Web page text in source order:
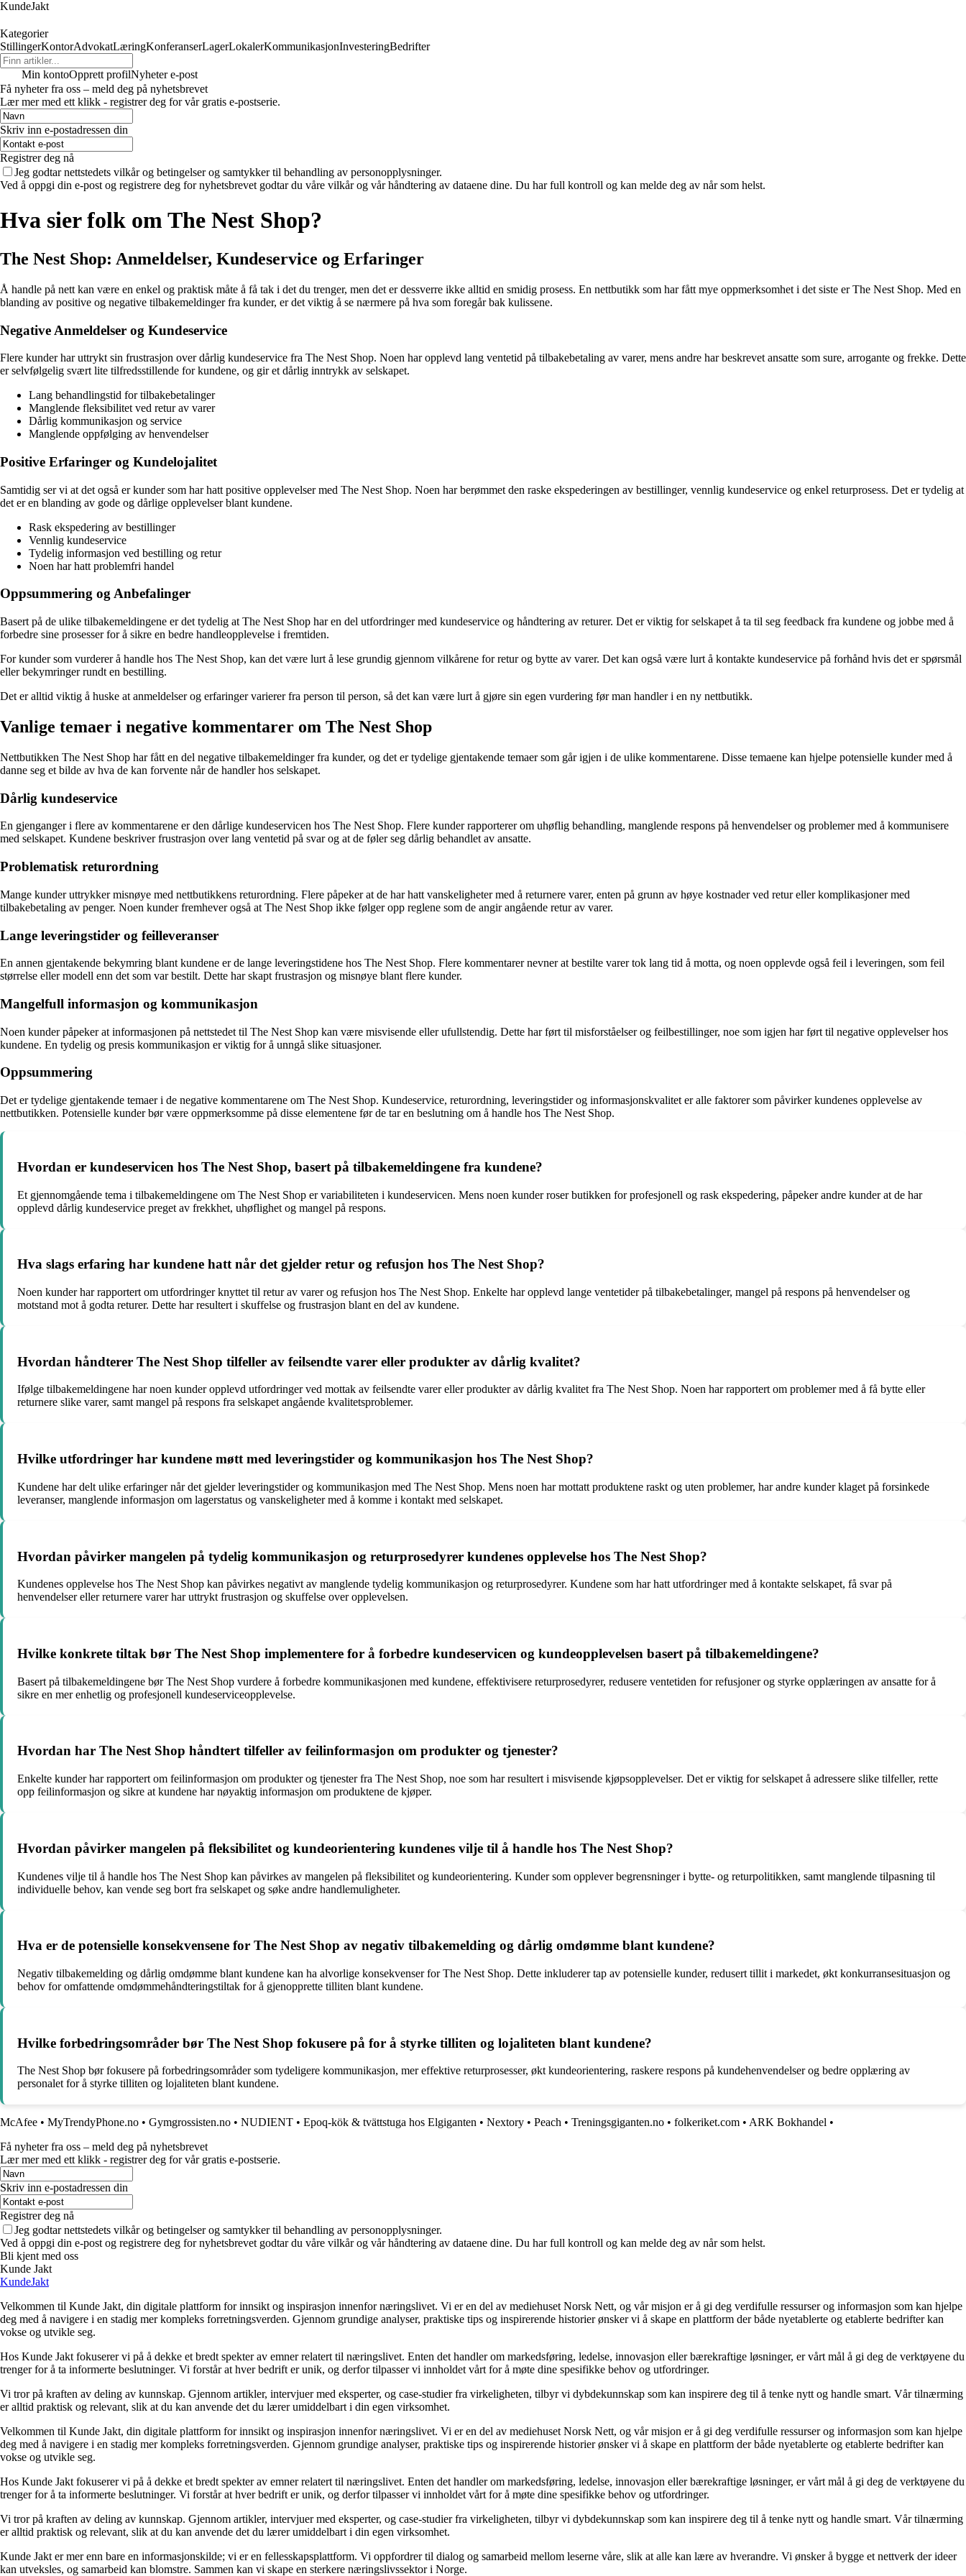
KundeJakt
Kategorier
StillingerKontorAdvokatLæringKonferanserLagerLokalerKommunikasjonInvesteringBedrifter
Min kontoOpprett profilNyheter e-post
Få nyheter fra oss – meld deg på nyhetsbrevet
Lær mer med ett klikk - registrer deg for vår gratis e-postserie.
Skriv inn e-postadressen din
Registrer deg nå
Jeg godtar nettstedets vilkår og betingelser og samtykker til behandling av personopplysninger.
Ved å oppgi din e-post og registrere deg for nyhetsbrevet godtar du våre vilkår og vår håndtering av dataene dine. Du har full kontroll og kan melde deg av når som helst.
Hva sier folk om The Nest Shop?
The Nest Shop: Anmeldelser, Kundeservice og Erfaringer
Å handle på nett kan være en enkel og praktisk måte å få tak i det du trenger, men det er dessverre ikke alltid en smidig prosess. En nettbutikk som har fått mye oppmerksomhet i det siste er The Nest Shop. Med en
blanding av positive og negative tilbakemeldinger fra kunder, er det viktig å se nærmere på hva som foregår bak kulissene.
Negative Anmeldelser og Kundeservice
Flere kunder har uttrykt sin frustrasjon over dårlig kundeservice fra The Nest Shop. Noen har opplevd lang ventetid på tilbakebetaling av varer, mens andre har beskrevet ansatte som sure, arrogante og frekke. Dette
er selvfølgelig svært lite tilfredsstillende for kundene, og gir et dårlig inntrykk av selskapet.
Lang behandlingstid for tilbakebetalinger
Manglende fleksibilitet ved retur av varer
Dårlig kommunikasjon og service
Manglende oppfølging av henvendelser
Positive Erfaringer og Kundelojalitet
Samtidig ser vi at det også er kunder som har hatt positive opplevelser med The Nest Shop. Noen har berømmet den raske ekspederingen av bestillinger, vennlig kundeservice og enkel returprosess. Det er tydelig at
det er en blanding av gode og dårlige opplevelser blant kundene.
Rask ekspedering av bestillinger
Vennlig kundeservice
Tydelig informasjon ved bestilling og retur
Noen har hatt problemfri handel
Oppsummering og Anbefalinger
Basert på de ulike tilbakemeldingene er det tydelig at The Nest Shop har en del utfordringer med kundeservice og håndtering av returer. Det er viktig for selskapet å ta til seg feedback fra kundene og jobbe med å
forbedre sine prosesser for å sikre en bedre handleopplevelse i fremtiden.
For kunder som vurderer å handle hos The Nest Shop, kan det være lurt å lese grundig gjennom vilkårene for retur og bytte av varer. Det kan også være lurt å kontakte kundeservice på forhånd hvis det er spørsmål
eller bekymringer rundt en bestilling.
Det er alltid viktig å huske at anmeldelser og erfaringer varierer fra person til person, så det kan være lurt å gjøre sin egen vurdering før man handler i en ny nettbutikk.
Vanlige temaer i negative kommentarer om The Nest Shop
Nettbutikken The Nest Shop har fått en del negative tilbakemeldinger fra kunder, og det er tydelige gjentakende temaer som går igjen i de ulike kommentarene. Disse temaene kan hjelpe potensielle kunder med å
danne seg et bilde av hva de kan forvente når de handler hos selskapet.
Dårlig kundeservice
En gjenganger i flere av kommentarene er den dårlige kundeservicen hos The Nest Shop. Flere kunder rapporterer om uhøflig behandling, manglende respons på henvendelser og problemer med å kommunisere
med selskapet. Kundene beskriver frustrasjon over lang ventetid på svar og at de føler seg dårlig behandlet av ansatte.
Problematisk returordning
Mange kunder uttrykker misnøye med nettbutikkens returordning. Flere påpeker at de har hatt vanskeligheter med å returnere varer, enten på grunn av høye kostnader ved retur eller komplikasjoner med
tilbakebetaling av penger. Noen kunder fremhever også at The Nest Shop ikke følger opp reglene som de angir angående retur av varer.
Lange leveringstider og feilleveranser
En annen gjentakende bekymring blant kundene er de lange leveringstidene hos The Nest Shop. Flere kommentarer nevner at bestilte varer tok lang tid å motta, og noen opplevde også feil i leveringen, som feil
størrelse eller modell enn det som var bestilt. Dette har skapt frustrasjon og misnøye blant flere kunder.
Mangelfull informasjon og kommunikasjon
Noen kunder påpeker at informasjonen på nettstedet til The Nest Shop kan være misvisende eller ufullstendig. Dette har ført til misforståelser og feilbestillinger, noe som igjen har ført til negative opplevelser hos
kundene. En tydelig og presis kommunikasjon er viktig for å unngå slike situasjoner.
Oppsummering
Det er tydelige gjentakende temaer i de negative kommentarene om The Nest Shop. Kundeservice, returordning, leveringstider og informasjonskvalitet er alle faktorer som påvirker kundenes opplevelse av
nettbutikken. Potensielle kunder bør være oppmerksomme på disse elementene før de tar en beslutning om å handle hos The Nest Shop.
Hvordan er kundeservicen hos The Nest Shop, basert på tilbakemeldingene fra kundene?
Et gjennomgående tema i tilbakemeldingene om The Nest Shop er variabiliteten i kundeservicen. Mens noen kunder roser butikken for profesjonell og rask ekspedering, påpeker andre kunder at de har
opplevd dårlig kundeservice preget av frekkhet, uhøflighet og mangel på respons.
Hva slags erfaring har kundene hatt når det gjelder retur og refusjon hos The Nest Shop?
Noen kunder har rapportert om utfordringer knyttet til retur av varer og refusjon hos The Nest Shop. Enkelte har opplevd lange ventetider på tilbakebetalinger, mangel på respons på henvendelser og
motstand mot å godta returer. Dette har resultert i skuffelse og frustrasjon blant en del av kundene.
Hvordan håndterer The Nest Shop tilfeller av feilsendte varer eller produkter av dårlig kvalitet?
Ifølge tilbakemeldingene har noen kunder opplevd utfordringer ved mottak av feilsendte varer eller produkter av dårlig kvalitet fra The Nest Shop. Noen har rapportert om problemer med å få bytte eller
returnere slike varer, samt mangel på respons fra selskapet angående kvalitetsproblemer.
Hvilke utfordringer har kundene møtt med leveringstider og kommunikasjon hos The Nest Shop?
Kundene har delt ulike erfaringer når det gjelder leveringstider og kommunikasjon med The Nest Shop. Mens noen har mottatt produktene raskt og uten problemer, har andre kunder klaget på forsinkede
leveranser, manglende informasjon om lagerstatus og vanskeligheter med å komme i kontakt med selskapet.
Hvordan påvirker mangelen på tydelig kommunikasjon og returprosedyrer kundenes opplevelse hos The Nest Shop?
Kundenes opplevelse hos The Nest Shop kan påvirkes negativt av manglende tydelig kommunikasjon og returprosedyrer. Kundene som har hatt utfordringer med å kontakte selskapet, få svar på
henvendelser eller returnere varer har uttrykt frustrasjon og skuffelse over opplevelsen.
Hvilke konkrete tiltak bør The Nest Shop implementere for å forbedre kundeservicen og kundeopplevelsen basert på tilbakemeldingene?
Basert på tilbakemeldingene bør The Nest Shop vurdere å forbedre kommunikasjonen med kundene, effektivisere returprosedyrer, redusere ventetiden for refusjoner og styrke opplæringen av ansatte for å
sikre en mer enhetlig og profesjonell kundeserviceopplevelse.
Hvordan har The Nest Shop håndtert tilfeller av feilinformasjon om produkter og tjenester?
Enkelte kunder har rapportert om feilinformasjon om produkter og tjenester fra The Nest Shop, noe som har resultert i misvisende kjøpsopplevelser. Det er viktig for selskapet å adressere slike tilfeller, rette
opp feilinformasjon og sikre at kundene har nøyaktig informasjon om produktene de kjøper.
Hvordan påvirker mangelen på fleksibilitet og kundeorientering kundenes vilje til å handle hos The Nest Shop?
Kundenes vilje til å handle hos The Nest Shop kan påvirkes av mangelen på fleksibilitet og kundeorientering. Kunder som opplever begrensninger i bytte- og returpolitikken, samt manglende tilpasning til
individuelle behov, kan vende seg bort fra selskapet og søke andre handlemuligheter.
Hva er de potensielle konsekvensene for The Nest Shop av negativ tilbakemelding og dårlig omdømme blant kundene?
Negativ tilbakemelding og dårlig omdømme blant kundene kan ha alvorlige konsekvenser for The Nest Shop. Dette inkluderer tap av potensielle kunder, redusert tillit i markedet, økt konkurransesituasjon og
behov for omfattende omdømmehåndteringstiltak for å gjenopprette tilliten blant kundene.
Hvilke forbedringsområder bør The Nest Shop fokusere på for å styrke tilliten og lojaliteten blant kundene?
The Nest Shop bør fokusere på forbedringsområder som tydeligere kommunikasjon, mer effektive returprosesser, økt kundeorientering, raskere respons på kundehenvendelser og bedre opplæring av
personalet for å styrke tilliten og lojaliteten blant kundene.
McAfee • MyTrendyPhone.no • Gymgrossisten.no • NUDIENT • Epoq-kök & tvättstuga hos Elgiganten • Nextory • Peach • Treningsgiganten.no • folkeriket.com • ARK Bokhandel •
Få nyheter fra oss – meld deg på nyhetsbrevet
Lær mer med ett klikk - registrer deg for vår gratis e-postserie.
Skriv inn e-postadressen din
Registrer deg nå
Jeg godtar nettstedets vilkår og betingelser og samtykker til behandling av personopplysninger.
Ved å oppgi din e-post og registrere deg for nyhetsbrevet godtar du våre vilkår og vår håndtering av dataene dine. Du har full kontroll og kan melde deg av når som helst.
Bli kjent med oss
Kunde Jakt
KundeJakt
Velkommen til Kunde Jakt, din digitale plattform for innsikt og inspirasjon innenfor næringslivet. Vi er en del av mediehuset Norsk Nett, og vår misjon er å gi deg verdifulle ressurser og informasjon som kan hjelpe
deg med å navigere i en stadig mer kompleks forretningsverden. Gjennom grundige analyser, praktiske tips og inspirerende historier ønsker vi å skape en plattform der både nyetablerte og etablerte bedrifter kan
vokse og utvikle seg.
Hos Kunde Jakt fokuserer vi på å dekke et bredt spekter av emner relatert til næringslivet. Enten det handler om markedsføring, ledelse, innovasjon eller bærekraftige løsninger, er vårt mål å gi deg de verktøyene du
trenger for å ta informerte beslutninger. Vi forstår at hver bedrift er unik, og derfor tilpasser vi innholdet vårt for å møte dine spesifikke behov og utfordringer.
Vi tror på kraften av deling av kunnskap. Gjennom artikler, intervjuer med eksperter, og case-studier fra virkeligheten, tilbyr vi dybdekunnskap som kan inspirere deg til å tenke nytt og handle smart. Vår tilnærming
er alltid praktisk og relevant, slik at du kan anvende det du lærer umiddelbart i din egen virksomhet.
Velkommen til Kunde Jakt, din digitale plattform for innsikt og inspirasjon innenfor næringslivet. Vi er en del av mediehuset Norsk Nett, og vår misjon er å gi deg verdifulle ressurser og informasjon som kan hjelpe
deg med å navigere i en stadig mer kompleks forretningsverden. Gjennom grundige analyser, praktiske tips og inspirerende historier ønsker vi å skape en plattform der både nyetablerte og etablerte bedrifter kan
vokse og utvikle seg.
Hos Kunde Jakt fokuserer vi på å dekke et bredt spekter av emner relatert til næringslivet. Enten det handler om markedsføring, ledelse, innovasjon eller bærekraftige løsninger, er vårt mål å gi deg de verktøyene du
trenger for å ta informerte beslutninger. Vi forstår at hver bedrift er unik, og derfor tilpasser vi innholdet vårt for å møte dine spesifikke behov og utfordringer.
Vi tror på kraften av deling av kunnskap. Gjennom artikler, intervjuer med eksperter, og case-studier fra virkeligheten, tilbyr vi dybdekunnskap som kan inspirere deg til å tenke nytt og handle smart. Vår tilnærming
er alltid praktisk og relevant, slik at du kan anvende det du lærer umiddelbart i din egen virksomhet.
Kunde Jakt er mer enn bare en informasjonskilde; vi er en fellesskapsplattform. Vi oppfordrer til dialog og samarbeid mellom leserne våre, slik at alle kan lære av hverandre. Vi ønsker å bygge et nettverk der ideer
kan utveksles, og samarbeid kan blomstre. Sammen kan vi skape en sterkere næringslivssektor i Norge.